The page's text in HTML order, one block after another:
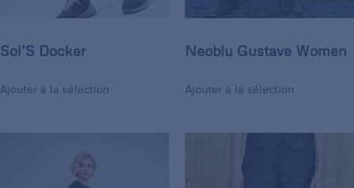
Sol’S Docker
Ajouter à la sélection
Neoblu Gustave Women
Ajouter à la sélection